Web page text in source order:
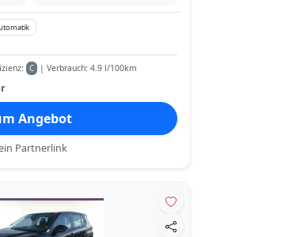
C | Verbrauch: 4.9 l/100km
Angebot
Partnerlink